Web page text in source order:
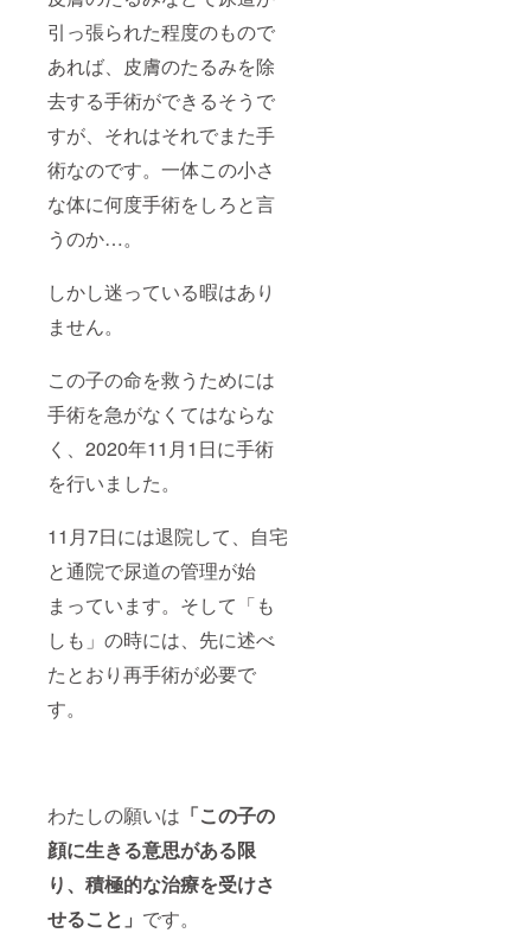
引っ張られた程度のもので
あれば、皮膚のたるみを除
去する手術ができるそうで
すが、それはそれでまた手
術なのです。一体この小さ
な体に何度手術をしろと言
うのか…。
しかし迷っている暇はあり
ません。
この子の命を救うためには
手術を急がなくてはならな
く、2020年11月1日に手術
を行いました。
11月7日には退院して、自宅
と通院で尿道の管理が始
まっています。そして「も
しも」の時には、先に述べ
たとおり再手術が必要で
す。
わたしの願いは 「この子の
顔に生きる意思がある限
り、積極的な治療を受けさ
せること」 です。